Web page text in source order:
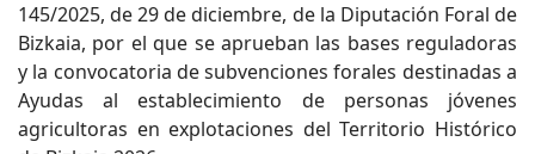
145/2025, de 29 de diciembre, de la Diputación Foral de
Bizkaia, por el que se aprueban las bases reguladoras
y la convocatoria de subvenciones forales destinadas a
Ayudas al establecimiento de personas jóvenes
agricultoras en explotaciones del Territorio Histórico